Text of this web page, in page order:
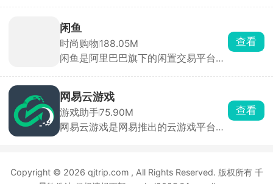
择，甚至支持方言对话，拟人化程度
高，交流自然流畅。回答后主动推荐相
关问题，满足用户进一步探索的需求。
闲鱼是阿里巴巴旗下的闲置交易平台，
用户可一键转卖个人淘宝账号中“已买
到宝贝”。支持手机拍照上传闲置物
品，添加商品图片、描述、价格等信
台内置的私聊功能进行沟通，协商价
格、交付方式等交易细节。交易完成
后，双方可互相评价，为其他用户提供
参考，建立信任机制。平台提供纠纷处
理机制，如闲鱼小法庭，由资深买卖家
网易云游戏是网易推出的云游戏平台，
汇聚网易自研及第三方热门游戏，用户
无需下载或安装游戏，通过云端直接运
行，支持一键启动海量正版游戏，涵盖
惯。支持手柄外设，提升游戏操控体
验。新用户注册后享3天不限时畅玩，
鄂ICP备2025143632号-2